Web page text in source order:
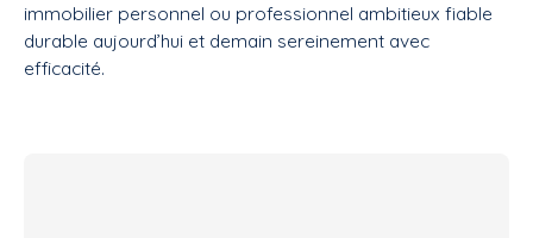
immobilier personnel ou professionnel ambitieux fiable
durable aujourd’hui et demain sereinement avec
efficacité.